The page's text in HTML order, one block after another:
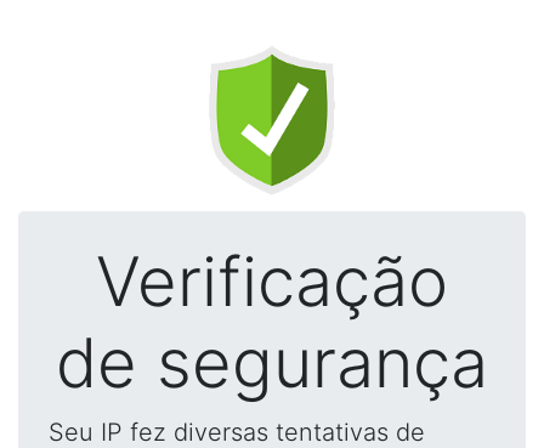
Verificação
de segurança
Seu IP fez diversas tentativas de